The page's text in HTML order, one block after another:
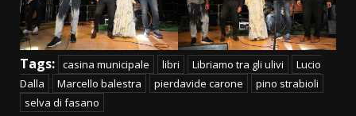
Tags: casina municipale libri Libriamo tra gli ulivi
Lucio
Dalla
Marcello balestra pierdavide carone
pino strabioli
selva di fasano